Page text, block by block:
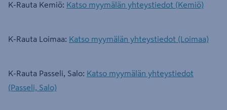
K-Rauta Kemiö: Katso myymälän yhteystiedot (Kemiö)
K-Rauta Loimaa: Katso myymälän yhteystiedot (Loimaa)
K-Rauta Passeli, Salo: Katso myymälän yhteystiedot
(Passeli, Salo)